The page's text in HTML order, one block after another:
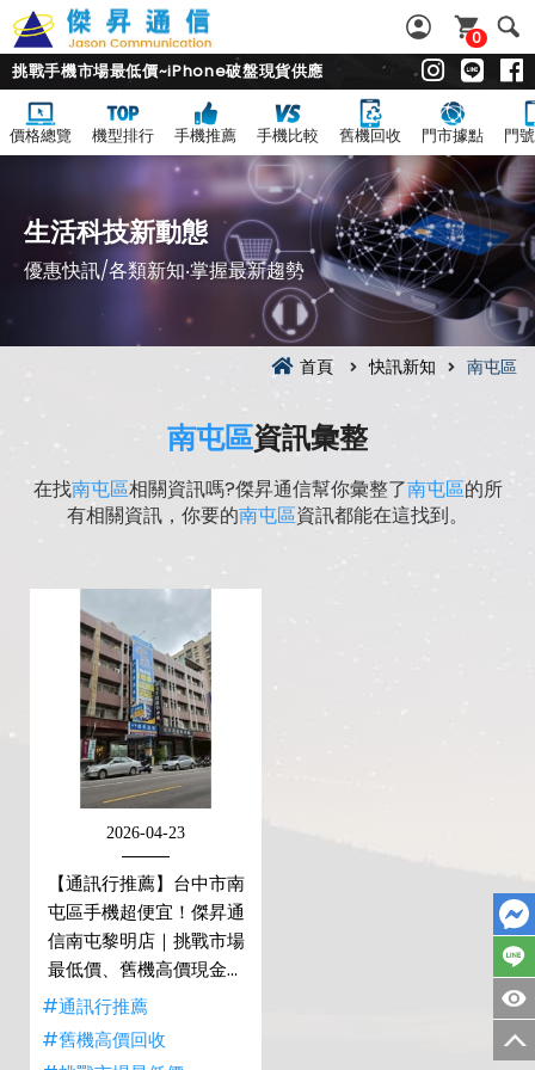
0
挑戰手機市場最低價~iPhone破盤現貨供應
價格總覽 機型排行 手機推薦 手機比較 舊機回收 門市據點 門
生活科技新動態
優惠快訊/各類新知‧掌握最新趨勢
首頁 快訊新知 南屯區
南屯區資訊彙整
在找南屯區相關資訊嗎?傑昇通信幫你彙整了南屯區的所
有相關資訊，你要的南屯區資訊都能在這找到。
2026-04-23
【通訊行推薦】台中市南
屯區手機超便宜！傑昇通
信南屯黎明店｜挑戰市場
最低價、舊機高價現金回
收！
#通訊行推薦
#舊機高價回收